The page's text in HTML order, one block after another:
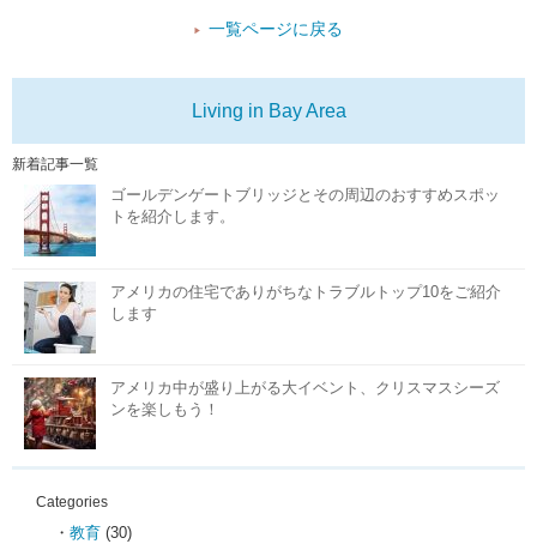
一覧ページに戻る
Living in Bay Area
新着記事一覧
ゴールデンゲートブリッジとその周辺のおすすめスポッ
トを紹介します。
アメリカの住宅でありがちなトラブルトップ10をご紹介
します
アメリカ中が盛り上がる大イベント、クリスマスシーズ
ンを楽しもう！
Categories
教育 (30)